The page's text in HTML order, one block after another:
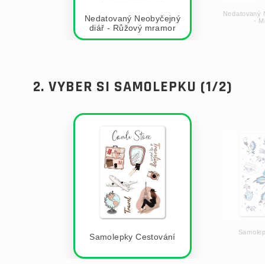
Nedatovaný Neobyčejný
diář - Růžový mramor
Nedatovaný
-
2. VYBER SI SAMOLEPKU (1/2)
Samolepky Cestování